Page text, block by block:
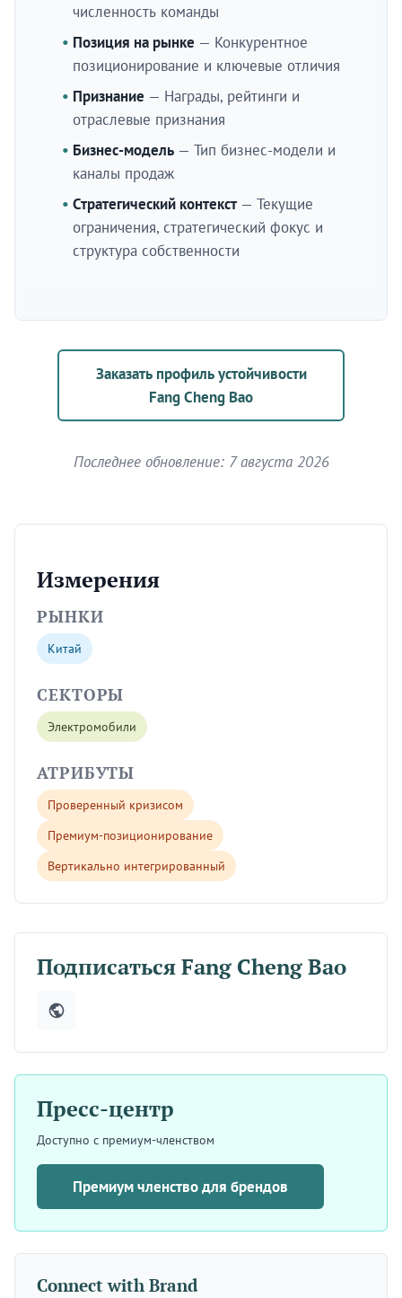
численность команды
Позиция на рынке — Конкурентное
позиционирование и ключевые отличия
Признание — Награды, рейтинги и
отраслевые признания
Бизнес-модель — Тип бизнес-модели и
каналы продаж
Стратегический контекст — Текущие
ограничения, стратегический фокус и
структура собственности
Заказать профиль устойчивости
Fang Cheng Bao
Последнее обновление: 7 августа 2026
Измерения
РЫНКИ
Китай
СЕКТОРЫ
Электромобили
АТРИБУТЫ
Проверенный кризисом
Премиум-позиционирование
Вертикально интегрированный
Подписаться Fang Cheng Bao
Пресс-центр
Доступно с премиум-членством
Премиум членство для брендов
Connect with Brand